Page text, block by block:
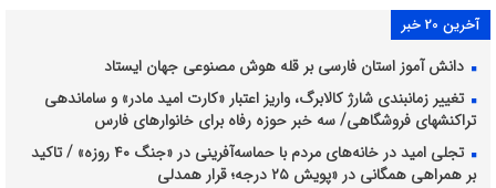
آخرین 20 خبر
دانش آموز استان فارسی بر قله هوش مصنوعی جهان ایستاد
تغییر زمانبندی شارژ کالابرگ، واریز اعتبار «کارت امید مادر» و ساماندهی
تراکنشهای فروشگاهی/ سه خبر حوزه رفاه برای خانوارهای فارس
تجلی امید در خانه‌های مردم با حماسه‌آفرینی در «جنگ ۴۰ روزه» / تاکید
بر همراهی همگانی در «پویش ۲۵ درجه؛ قرار همدلی